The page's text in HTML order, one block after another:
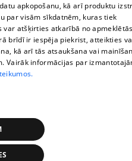
-
apkopošanu, kā arī produktu
par visām sīkdatnēm, kuras tiek
var atšķirties atkarībā no
brīdī ir iespēja piekrist, atteikties
kā arī tās atsaukšana vai
Vairāk informācijas par